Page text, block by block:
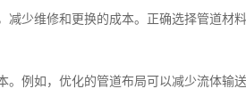
少维修和更换的成本。正确选择管道材
例如，优化的管道布局可以减少流体输